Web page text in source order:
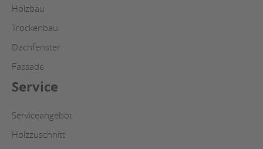
Holzbau
Trockenbau
Dachfenster
Fassade
Service
Serviceangebot
Holzzuschnitt